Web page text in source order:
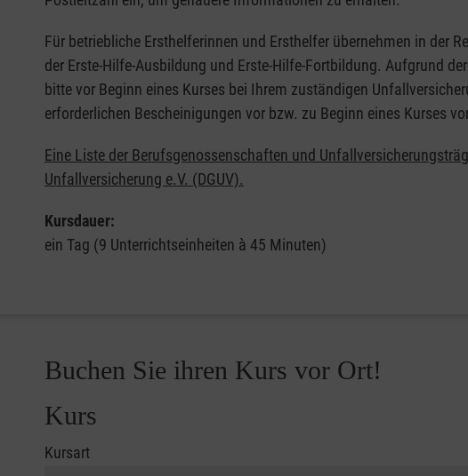
Für betriebliche Ersthelferinnen und Ersthelfer übernehmen in der
der Erste-Hilfe-Ausbildung und Erste-Hilfe-Fortbildung. Aufgrund
bitte vor Beginn eines Kurses bei Ihrem zuständigen
erforderlichen Bescheinigungen vor bzw. zu Beginn eines Kurses
Eine Liste der Berufsgenossenschaften und
Unfallversicherung e.V. (DGUV).
Kursdauer:
ein Tag (9 Unterrichtseinheiten à 45 Minuten)
Buchen Sie ihren Kurs vor Ort!
Kurs
Kursart